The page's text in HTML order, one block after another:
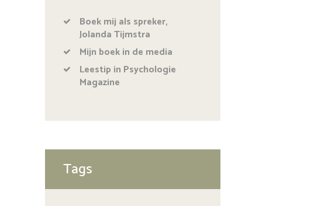
Boek mij als spreker,
Jolanda Tijmstra
Mijn boek in de media
Leestip in Psychologie
Magazine
Tags